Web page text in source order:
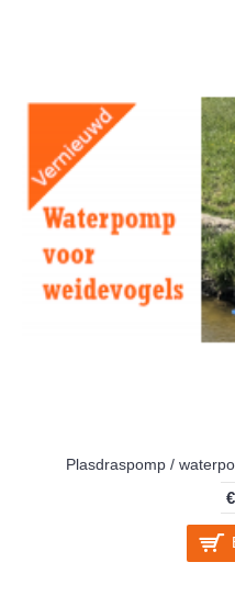
Plasdraspomp /